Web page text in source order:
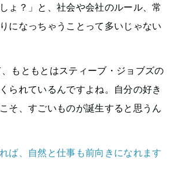
ょ？」と、社会や会社のルール、常
になっちゃうことって多いじゃない
もともとはスティーブ・ジョブズの
られているんですよね。自分の好き
そ、すごいものが誕生すると思うん
ば、自然と仕事も前向きになれます